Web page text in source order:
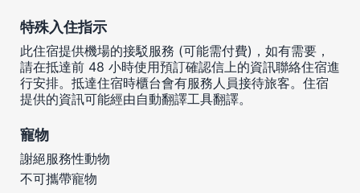
特殊入住指示
此住宿提供機場的接駁服務 (可能需付費)，如有需要，
請在抵達前 48 小時使用預訂確認信上的資訊聯絡住宿進
行安排。抵達住宿時櫃台會有服務人員接待旅客。住宿
提供的資訊可能經由自動翻譯工具翻譯。
寵物
謝絕服務性動物
不可攜帶寵物